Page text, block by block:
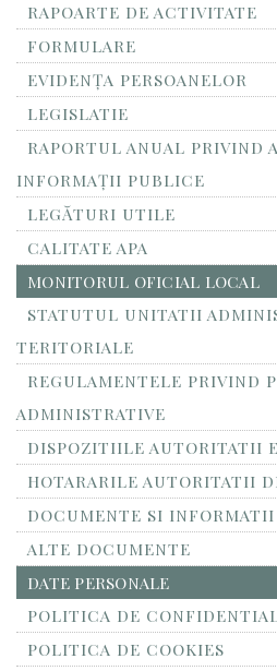
RAPOARTE DE ACTIVITATE
FORMULARE
EVIDENȚA PERSOANELOR
LEGISLATIE
RAPORTUL ANUAL PRIVIND
INFORMAŢII PUBLICE
LEGĂTURI UTILE
CALITATE APA
MONITORUL OFICIAL LOCAL
STATUTUL UNITATII
TERITORIALE
REGULAMENTELE PRIVIND
ADMINISTRATIVE
DISPOZITIILE AUTORITATII
HOTARARILE AUTORITATII
DOCUMENTE SI
ALTE DOCUMENTE
DATE PERSONALE
POLITICA DE
POLITICA DE COOKIES